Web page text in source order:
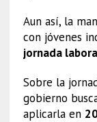
Aun así, la
con jóvenes
jornada
Sobre la
gobierno
aplicarla en